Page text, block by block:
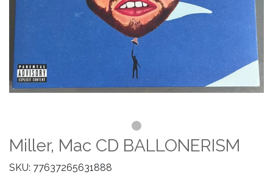
Miller, Mac CD BALLONERISM
SKU: 77637265631888